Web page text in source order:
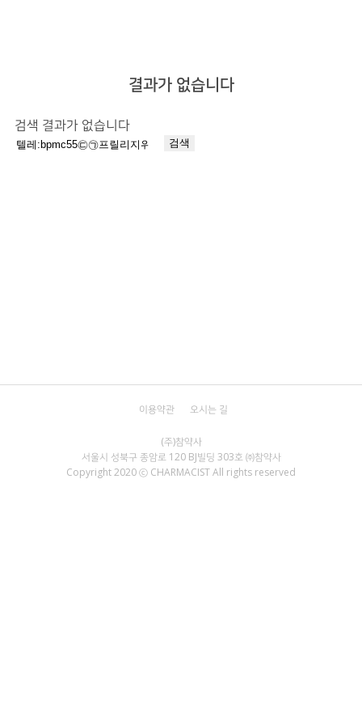
결과가 없습니다
검색 결과가 없습니다
검
서울시 성북구 종암로 120 BJ빌딩 303호 ㈜참약사
Copyright 2020 ⓒ CHARMACIST All rights reserved
이용약관 오시는 길